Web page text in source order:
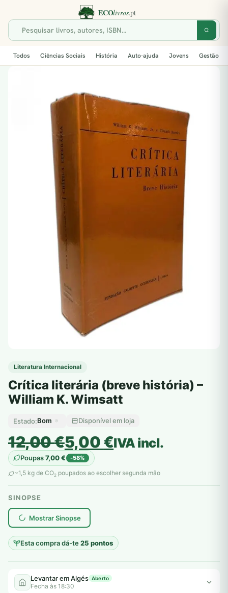
Todos Ciências Sociais História Auto-ajuda Jovens Gestão
Literatura Internacional
Crítica literária (breve história) –
William K. Wimsatt
Estado:Bom Disponível em loja
12,00€
O
preço
original
era:
12,00 €.
5,00€
O
preço
atual
é:
5,00 €.
IVA incl.
Poupas7,00€ -58%
~1,5 kg de CO2 poupados ao escolher segunda mão
SINOPSE
Mostrar Sinopse
Esta compra dá-te25 pontos
plantar árvores reais
Levantar em Algés Aberto
Fecha às 18:30